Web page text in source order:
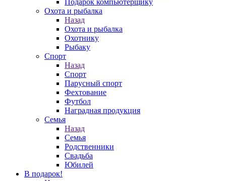
Подарок компьютерщику
Охота и рыбалка
Назад
Охота и рыбалка
Охотнику
Рыбаку
Спорт
Назад
Спорт
Парусный спорт
Фехтование
Футбол
Наградная продукция
Семья
Назад
Семья
Родственники
Свадьба
Юбилей
В подарок!